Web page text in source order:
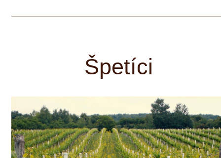
Morava
ZOBRAZIT VŠECHNA VINAŘSTVÍ